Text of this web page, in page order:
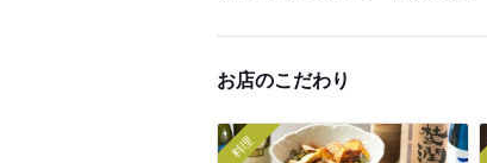
お店のこだわり
料理